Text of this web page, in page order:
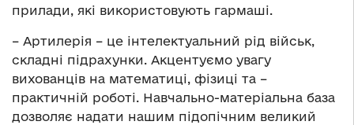
прилади, які використовують гармаші.
– Артилерія – це інтелектуальний рід військ,
складні підрахунки. Акцентуємо увагу
вихованців на математиці, фізиці та –
практичній роботі. Навчально-матеріальна база
дозволяє надати нашим підопічним великий